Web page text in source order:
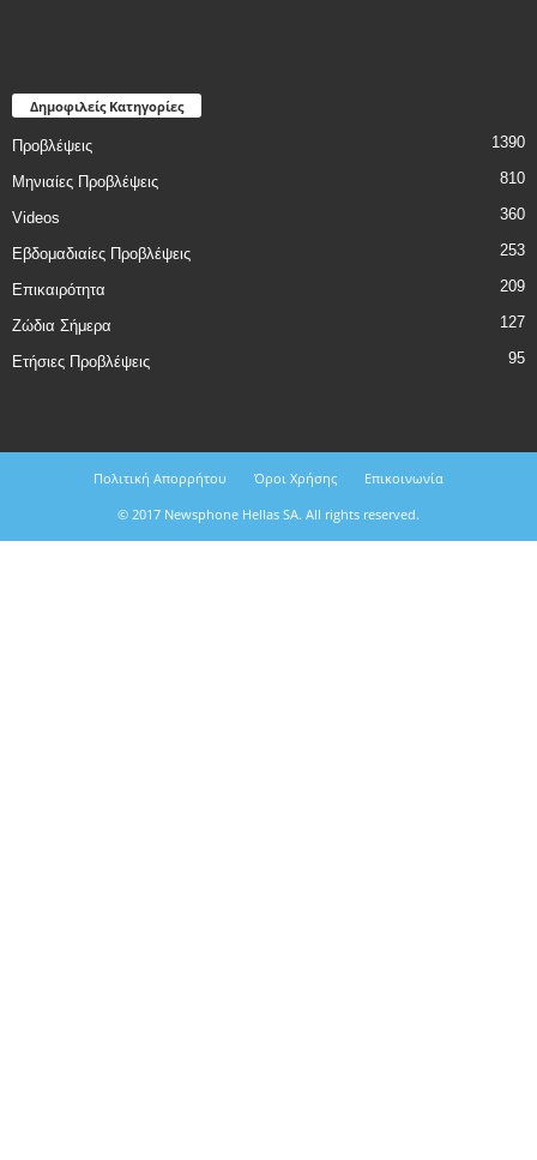
Δημοφιλείς Κατηγορίες
Προβλέψεις 1390
Μηνιαίες Προβλέψεις 810
Videos 360
Εβδομαδιαίες Προβλέψεις 253
Επικαιρότητα 209
Ζώδια Σήμερα 127
Ετήσιες Προβλέψεις 95
Πολιτική Απορρήτου Όροι Χρήσης
Επικοινωνία
© 2017 Newsphone Hellas SA. All rights reserved.